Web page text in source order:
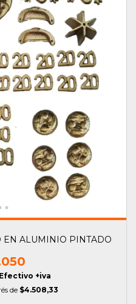
EN ALUMINIO PINTADO
Efectivo +iva
de $4.508,33